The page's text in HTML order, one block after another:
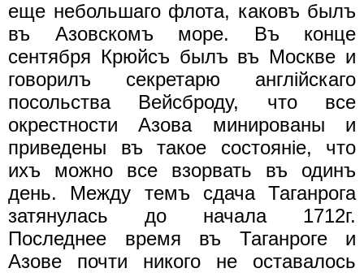
еще небольшаго флота, каковъ былъ
въ Азовскомъ море. Въ конце
сентября Крюйсъ былъ въ Москве и
говорилъ секретарю англiйскаго
посольства Вейсброду, что все
окрестности Азова минированы и
приведены въ такое состоянiе, что
ихъ можно все взорвать въ одинъ
день. Между темъ сдача Таганрога
затянулась до начала 1712г.
Последнее время въ Таганроге и
Азове почти никого не оставалось